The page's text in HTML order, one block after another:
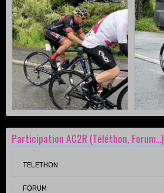
Participation AC2R (Téléthon, Forum...)
TELETHON
FORUM